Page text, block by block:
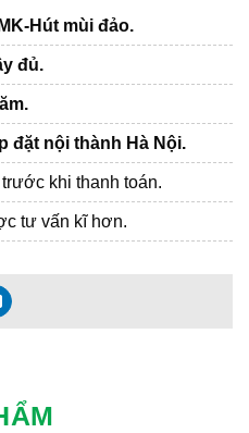
Hút mùi đảo.
đủ.
đặt nội thành Hà Nội.
khi thanh toán.
tư vấn kĩ hơn.